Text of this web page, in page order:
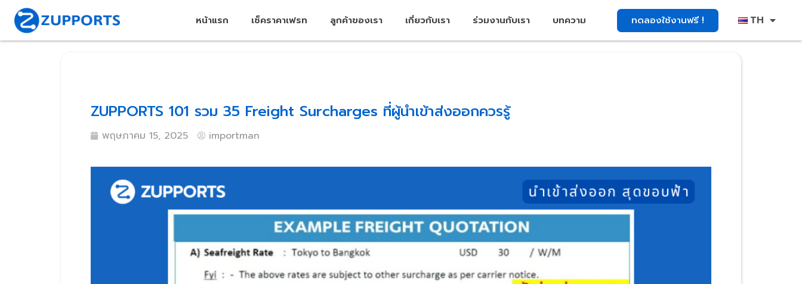
หน้าแรก เช็คราคาเฟรท ลูกค้าของเรา เกี่ยวกับเรา ร่วมงานกับเรา บทความ ทดลองใช้งานฟรี ! TH
ZUPPORTS 101 รวม 35 Freight Surcharges ที่ผู้นำเข้าส่งออกควรรู้
พฤษภาคม 15, 2025 importman